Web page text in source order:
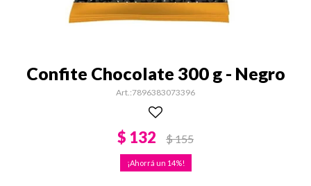
Confite Chocolate 300 g - Negro
7896383073396
$ 132 $155
14